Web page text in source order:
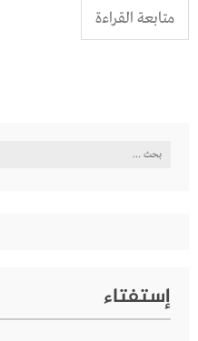
متابعة القراءة
البحث
إستفتاء